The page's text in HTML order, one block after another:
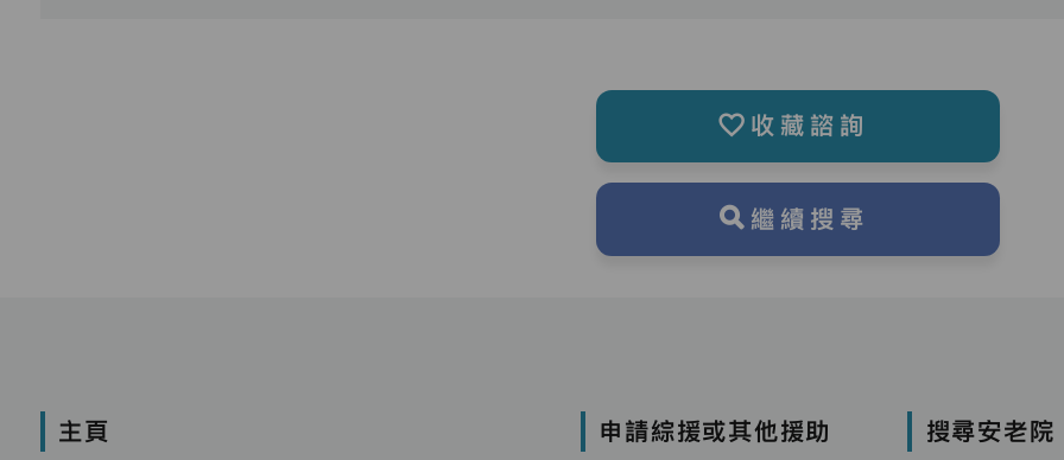
收藏諮詢
繼續搜尋
主頁
申請綜援或其他援助
搜尋安老院